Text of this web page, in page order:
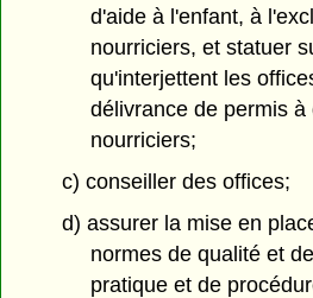
d'aide à l'enfant, à
nourriciers, et statuer
qu'interjettent les
délivrance de permis à
nourriciers;
c) conseiller des offices;
d) assurer la mise en
normes de qualité et
pratique et de